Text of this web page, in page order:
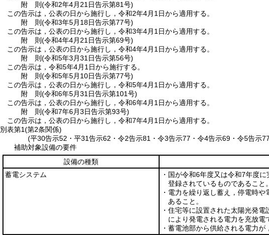
附 則(令和2年4月21日告示第81号)
この告示は，公表の日から施行し，令和2年4月1日から適用する。
附 則(令和3年5月18日告示第77号)
この告示は，公表の日から施行し，令和3年4月1日から適用する。
附 則(令和4年4月21日告示第69号)
この告示は，公表の日から施行し，令和4年4月1日から適用する。
附 則(令和5年3月31日告示第56号)
この告示は，令和5年4月1日から施行する。
附 則(令和5年5月10日告示第77号)
この告示は，公表の日から施行し，令和5年4月1日から適用する。
附 則(令和6年5月31日告示第101号)
この告示は，公表の日から施行し，令和6年4月1日から適用する。
附 則(令和7年6月3日告示第93号)
この告示は，公表の日から施行し，令和7年4月1日から適用する。
別表第1(第2条関係)
(平30告示52・平31告示62・令2告示81・令3告示77・令4告示69・令5告示
補助対象設備の要件
設備の種類
蓄電システム
・国が令和6年度又は令和7年度
登録されているものであること。
・電力を繰り返し蓄え，停電時
あること。
・住宅等に設置された太陽光発電
により発電される電力を充放電
・蓄電池部から供給される電力